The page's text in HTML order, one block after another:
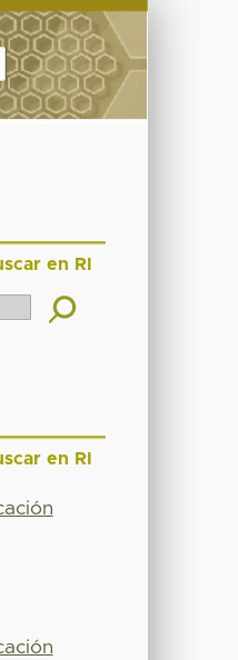
en RI
en RI